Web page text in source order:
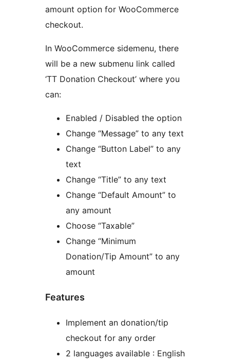
amount option for WooCommerce
checkout.
In WooCommerce sidemenu, there
will be a new submenu link called
‘TT Donation Checkout’ where you
can:
Enabled / Disabled the option
Change “Message” to any text
Change “Button Label” to any
text
Change “Title” to any text
Change “Default Amount” to
any amount
Choose “Taxable”
Change “Minimum
Donation/Tip Amount” to any
amount
Features
Implement an donation/tip
checkout for any order
2 languages available : English